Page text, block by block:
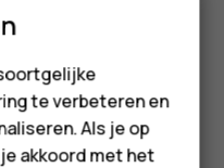
te verbeteren en
Als je op
akkoord met het